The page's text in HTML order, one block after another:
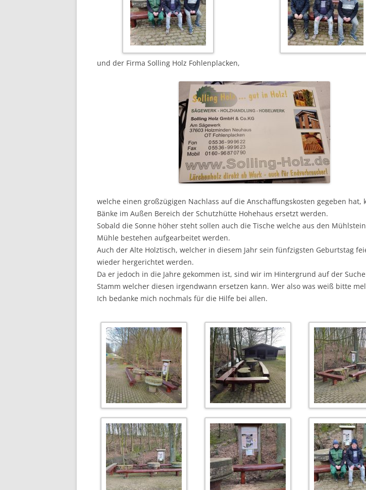
und der Firma Solling Holz Fohlenplacken,
welche einen großzügigen Nachlass auf die Anschaffungskosten gegeben hat,
Bänke im Außen Bereich der Schutzhütte Hohehaus ersetzt werden.
Sobald die Sonne höher steht sollen auch die Tische welche aus den
Mühle bestehen aufgearbeitet werden.
Auch der Alte Holztisch, welcher in diesem Jahr sein fünfzigsten Geburtstag
wieder hergerichtet werden.
Da er jedoch in die Jahre gekommen ist, sind wir im Hintergrund auf der
Stamm welcher diesen irgendwann ersetzen kann. Wer also was weiß bitte
Ich bedanke mich nochmals für die Hilfe bei allen.